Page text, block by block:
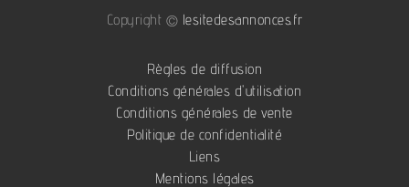
Copyright © lesitedesannonces.fr
Règles de diffusion
Conditions générales d'utilisation
Conditions générales de vente
Politique de confidentialité
Liens
Mentions légales